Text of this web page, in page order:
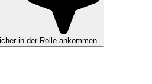
in der Rolle ankommen.